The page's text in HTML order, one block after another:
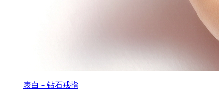
表白－钻石戒指